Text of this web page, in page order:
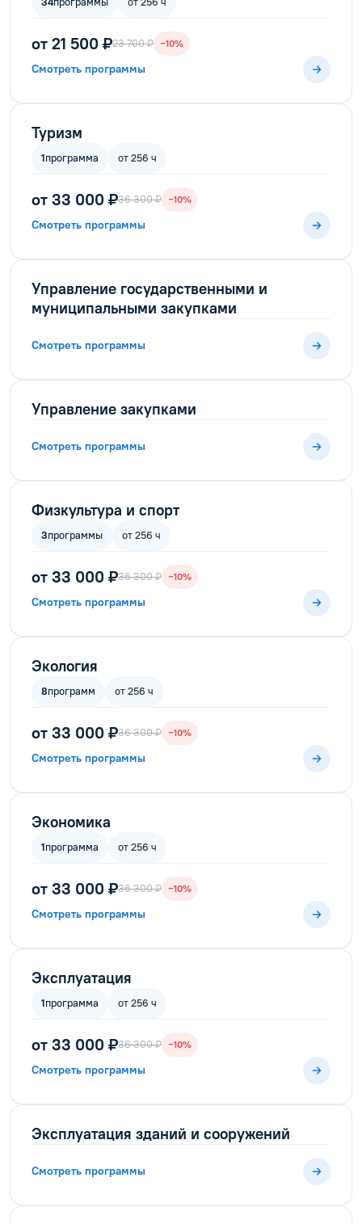
от 21 500 ₽23 700 ₽ −10%
Смотреть программы
Туризм
1программа от 256 ч
от 33 000 ₽36 300 ₽ −10%
Смотреть программы
Управление государственными и
муниципальными закупками
Смотреть программы
Управление закупками
Смотреть программы
Физкультура и спорт
3программы от 256 ч
от 33 000 ₽36 300 ₽ −10%
Смотреть программы
Экология
8программ от 256 ч
от 33 000 ₽36 300 ₽ −10%
Смотреть программы
Экономика
1программа от 256 ч
от 33 000 ₽36 300 ₽ −10%
Смотреть программы
Эксплуатация
1программа от 256 ч
от 33 000 ₽36 300 ₽ −10%
Смотреть программы
Эксплуатация зданий и сооружений
Смотреть программы